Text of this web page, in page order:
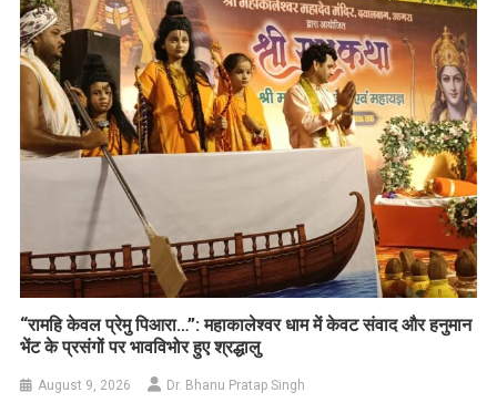
​“रामहि केवल प्रेमु पिआरा…”: महाकालेश्वर धाम में केवट संवाद और हनुमान
भेंट के प्रसंगों पर भावविभोर हुए श्रद्धालु
August 9, 2026 Dr. Bhanu Pratap Singh